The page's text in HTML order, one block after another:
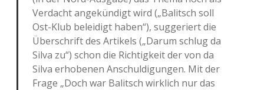
Verdacht angekündigt wird („Balitsch soll
Ost-Klub beleidigt haben“), suggeriert die
Überschrift des Artikels („Darum schlug da
Silva zu“) schon die Richtigkeit der von da
Silva erhobenen Anschuldigungen. Mit der
Frage „Doch war Balitsch wirklich nur das